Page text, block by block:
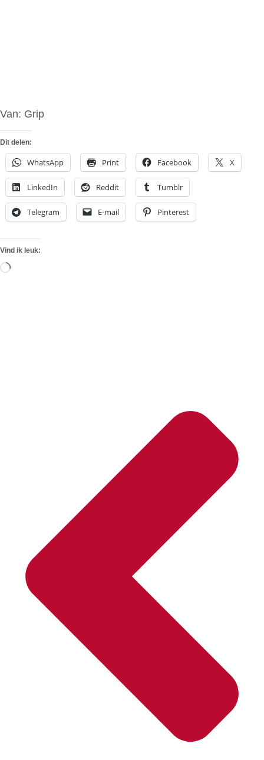
Van: Grip
Dit delen:
WhatsApp Print Facebook X
LinkedIn Reddit Tumblr
Telegram E-mail Pinterest
Vind ik leuk:
Aan